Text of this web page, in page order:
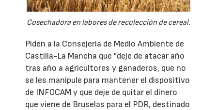
Cosechadora en labores de recolección de cereal.
Piden a la Consejería de Medio Ambiente de
Castilla-La Mancha que "deje de atacar año
tras año a agricultores y ganaderos, que no
se les manipule para mantener el dispositivo
de INFOCAM y que deje de quitar el dinero
que viene de Bruselas para el PDR, destinado